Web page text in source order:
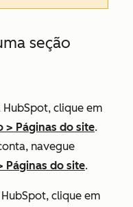
seção
HubSpot, clique em
> Páginas do site.
navegue
Páginas do site.
clique em